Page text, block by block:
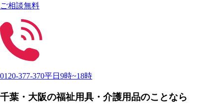
ご相談無料
0120-377-370平日9時~18時
千葉・大阪の福祉用具・介護用品のことなら